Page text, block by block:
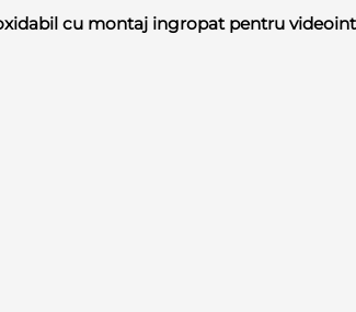
cu montaj ingropat pentru